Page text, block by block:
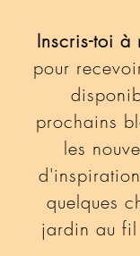
Inscris-toi à
pour
prochains
les
quelques
jardin au fil